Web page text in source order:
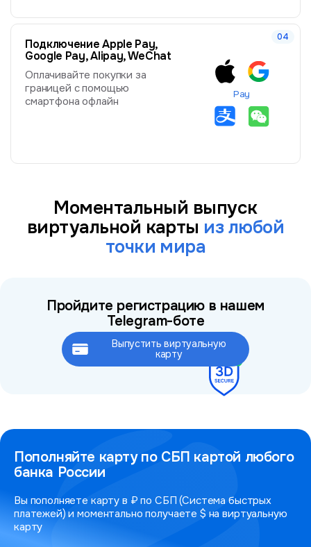
Подключение Apple Pay,
Google Pay, Alipay, WeChat
Оплачивайте покупки за
границей с помощью
смартфона офлайн
Pay
Моментальный выпуск
виртуальной карты из любой
точки мира
Пройдите регистрацию в нашем
Telegram-боте
Это займёт не более 2 минут
Выпустить виртуальную
карту
Пополняйте карту по СБП картой любого
банка России
Вы пополняете карту в ₽ по СБП (Система быстрых
платежей) и моментально получаете $ на виртуальную
карту